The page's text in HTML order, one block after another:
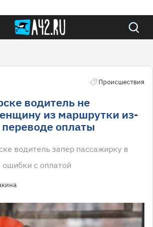
Происшествия
водитель не
из маршрутки из-
оплаты
водитель запер пассажирку в
с оплатой